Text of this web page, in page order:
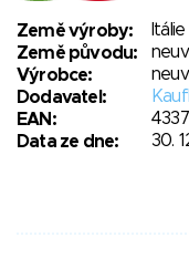
Země výroby:
Itálie
Země původu:
Výrobce:
Dodavatel:
EAN:
Data ze dne:
30.